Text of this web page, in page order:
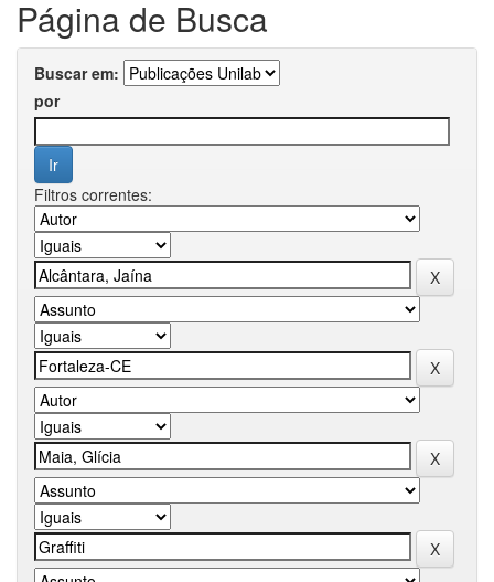
Página de Busca
Buscar em:
por
Filtros correntes: